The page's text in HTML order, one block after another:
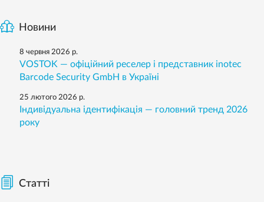
Новини
8 червня 2026 р.
VOSTOK — офіційний реселер і представник inotec
Barcode Security GmbH в Україні
25 лютого 2026 р.
Індивідуальна ідентифікація — головний тренд 2026
року
Статті